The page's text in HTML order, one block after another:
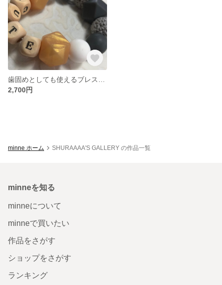
2,700円
minne ホーム SHURAAAA'S GALLERY の作品一覧
minneを知る
minneについて
minneで買いたい
作品をさがす
ショップをさがす
ランキング